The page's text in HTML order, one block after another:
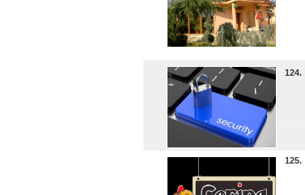
124.
125.